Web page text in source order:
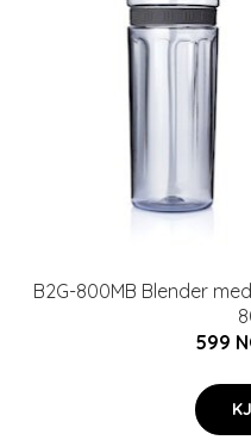
B2G-800MB Blender
599